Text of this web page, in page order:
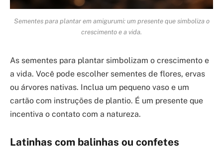
Sementes para plantar em amigurumi: um presente que simboliza o
crescimento e a vida.
As sementes para plantar simbolizam o crescimento e
a vida. Você pode escolher sementes de flores, ervas
ou árvores nativas. Inclua um pequeno vaso e um
cartão com instruções de plantio. É um presente que
incentiva o contato com a natureza.
Latinhas com balinhas ou confetes